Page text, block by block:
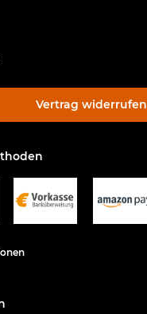
Vertrag widerrufen